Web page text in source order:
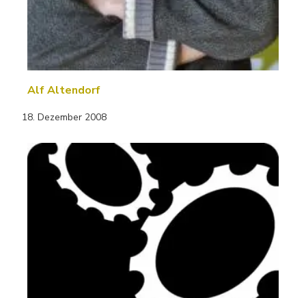
Alf Altendorf
18. Dezember 2008